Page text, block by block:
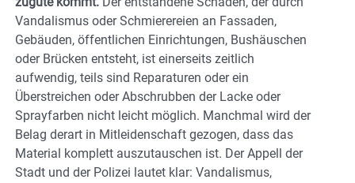
Vandalismus oder Schmierereien an Fassaden,
Gebäuden, öffentlichen Einrichtungen, Bushäuschen
oder Brücken entsteht, ist einerseits zeitlich
aufwendig, teils sind Reparaturen oder ein
Überstreichen oder Abschrubben der Lacke oder
Sprayfarben nicht leicht möglich. Manchmal wird der
Belag derart in Mitleidenschaft gezogen, dass das
Material komplett auszutauschen ist. Der Appell der
Stadt und der Polizei lautet klar: Vandalismus,